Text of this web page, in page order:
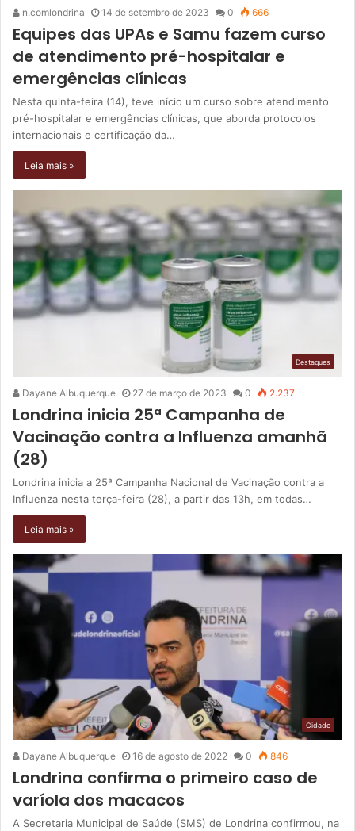
n.comlondrina 14 de setembro de 2023 0 666
Equipes das UPAs e Samu fazem curso
de atendimento pré-hospitalar e
emergências clínicas
Nesta quinta-feira (14), teve início um curso sobre atendimento
pré-hospitalar e emergências clínicas, que aborda protocolos
internacionais e certificação da…
Leia mais »
Destaques
Dayane Albuquerque 27 de março de 2023 0 2.237
Londrina inicia 25ª Campanha de
Vacinação contra a Influenza amanhã
(28)
Londrina inicia a 25ª Campanha Nacional de Vacinação contra a
Influenza nesta terça-feira (28), a partir das 13h, em todas…
Leia mais »
Cidade
Dayane Albuquerque 16 de agosto de 2022 0 846
Londrina confirma o primeiro caso de
varíola dos macacos
A Secretaria Municipal de Saúde (SMS) de Londrina confirmou, na